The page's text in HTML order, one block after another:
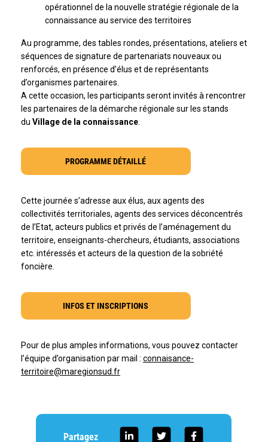
opérationnel de la nouvelle stratégie régionale de la
connaissance au service des territoires
Au programme, des tables rondes, présentations, ateliers et
séquences de signature de partenariats nouveaux ou
renforcés, en présence d’élus et de représentants
d’organismes partenaires.
A cette occasion, les participants seront invités à rencontrer
les partenaires de la démarche régionale sur les stands
du Village de la connaissance.
PROGRAMME DÉTAILLÉ
Cette journée s’adresse aux élus, aux agents des
collectivités territoriales, agents des services déconcentrés
de l’Etat, acteurs publics et privés de l’aménagement du
territoire, enseignants-chercheurs, étudiants, associations
etc. intéressés et acteurs de la question de la sobriété
foncière.
INFOS ET INSCRIPTIONS
Pour de plus amples informations, vous pouvez contacter
l’équipe d’organisation par mail : connaisance-
territoire@maregionsud.fr
Partagez